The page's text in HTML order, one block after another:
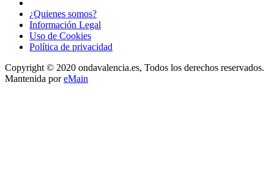
¿Quienes somos?
Información Legal
Uso de Cookies
Política de privacidad
Copyright © 2020 ondavalencia.es, Todos los derechos reservados.
Mantenida poreMain